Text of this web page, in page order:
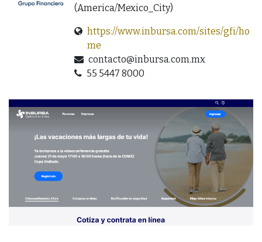
(America/Mexico_City)
https://www.inbursa.com/sites/gfi/ho
me
contacto@inbursa.com.mx
55 5447 8000